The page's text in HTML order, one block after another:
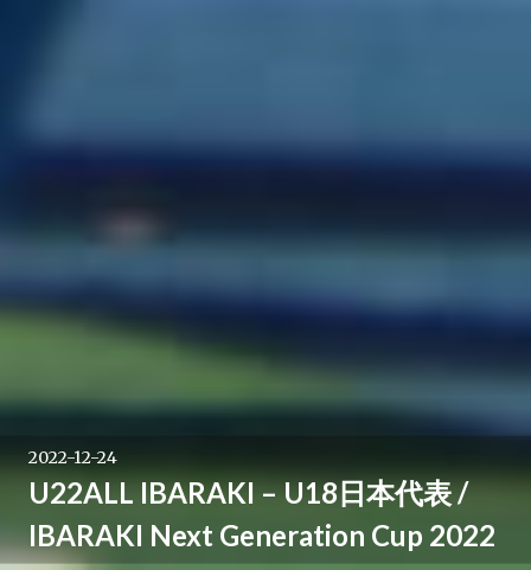
2022-12-24
U22ALL IBARAKI – U18日本代表 /
IBARAKI Next Generation Cup 2022